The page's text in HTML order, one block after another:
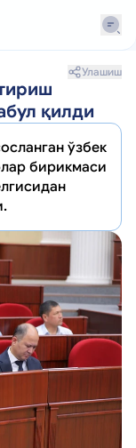
Улашиш
қилди
ўзбек
бирикмаси